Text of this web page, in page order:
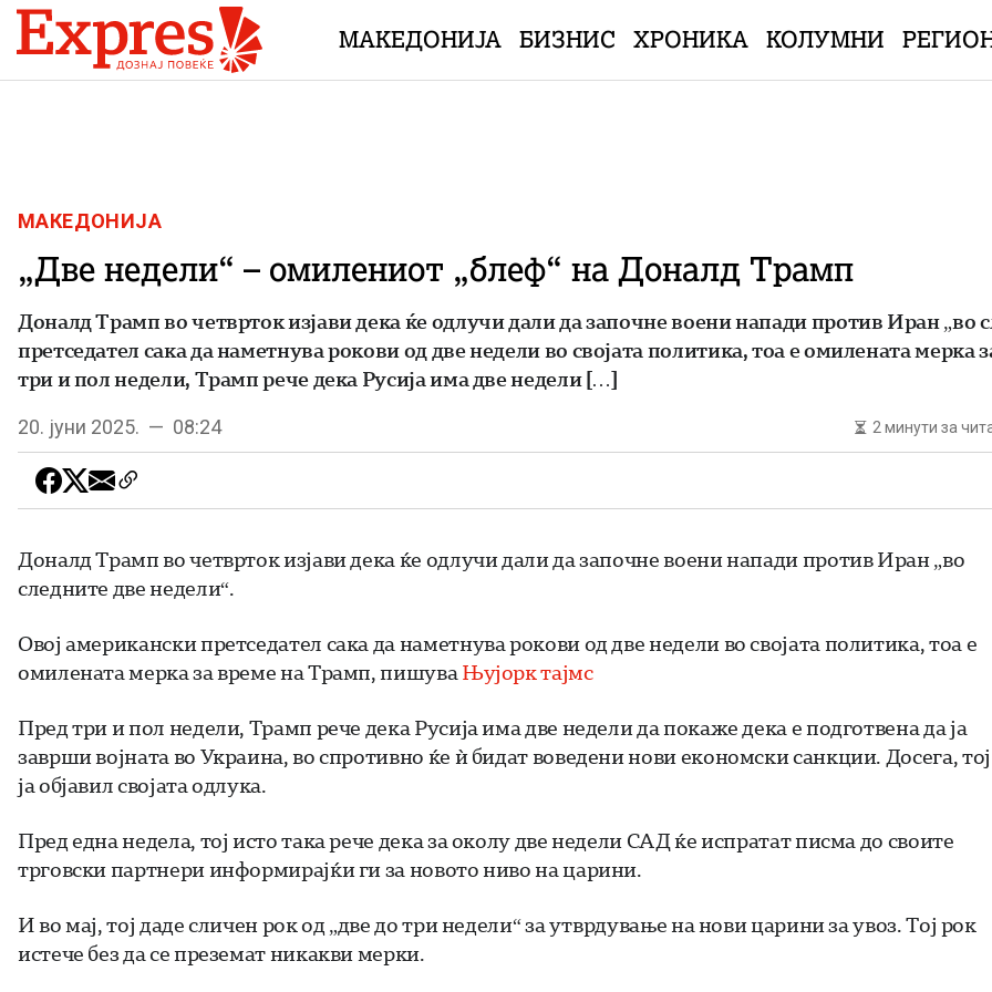
Skip to content
МАКЕДОНИЈА БИЗНИС ХРОНИКА КОЛУМНИ
МАКЕДОНИЈА
„Две недели“ – омилениот „блеф“ на Доналд Трамп
Доналд Трамп во четврток изјави дека ќе одлучи дали да започне воени напади против Иран „во
претседател сака да наметнува рокови од две недели во својата политика, тоа е омилената
три и пол недели, Трамп рече дека Русија има две недели […]
20. јуни 2025. — 08:24 2 минути за
Доналд Трамп во четврток изјави дека ќе одлучи дали да започне воени напади против Иран „во
следните две недели“.
Овој американски претседател сака да наметнува рокови од две недели во својата политика, тоа е
омилената мерка за време на Трамп, пишуваЊујорк тајмс
Пред три и пол недели, Трамп рече дека Русија има две недели да покаже дека е подготвена да ја
заврши војната во Украина, во спротивно ќе ѝ бидат воведени нови економски санкции. Досега,
ја објавил својата одлука.
Пред една недела, тој исто така рече дека за околу две недели САД ќе испратат писма до своите
трговски партнери информирајќи ги за новото ниво на царини.
И во мај, тој даде сличен рок од „две до три недели“ за утврдување на нови царини за увоз. Тој рок
истече без да се преземат никакви мерки.